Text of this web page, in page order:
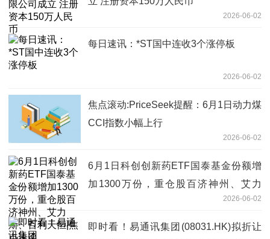
2026-06-02
每日速讯：*ST国中连收3个涨停板
2026-06-02
焦点滚动:PriceSeek提醒：6月1日动力煤
CCI指数小幅上行
2026-06-02
6月1日科创创新药ETF国泰基金份额增
加1300万份，重仓股百济神州、艾力
2026-06-02
即时看！易通讯集团(08031.HK)拟折让